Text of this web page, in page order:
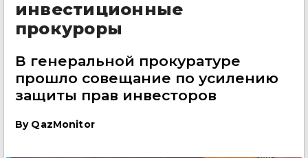
инвестиционные
прокуроры
В генеральной прокуратуре
прошло совещание по усилению
защиты прав инвесторов
By QazMonitor